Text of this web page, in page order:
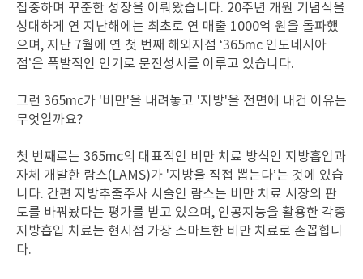
집중하며 꾸준한 성장을 이뤄왔습니다. 20주년 개원 기념식을
성대하게 연 지난해에는 최초로 연 매출 1000억 원을 돌파했
으며, 지난 7월에 연 첫 번째 해외지점 ‘365mc 인도네시아
점’은 폭발적인 인기로 문전성시를 이루고 있습니다.
그런 365mc가 '비만'을 내려놓고 '지방'을 전면에 내건 이유는
무엇일까요?
첫 번째로는 365mc의 대표적인 비만 치료 방식인 지방흡입과
자체 개발한 람스(LAMS)가 '지방을 직접 뽑는다’는 것에 있습
니다. 간편 지방추출주사 시술인 람스는 비만 치료 시장의 판
도를 바꿔놨다는 평가를 받고 있으며, 인공지능을 활용한 각종
지방흡입 치료는 현시점 가장 스마트한 비만 치료로 손꼽힙니
다.